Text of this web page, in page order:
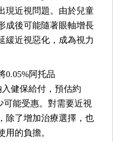
現近視問題。由於兒童
成後可能隨著眼軸增長
緩近視惡化，成為視力
0.05%阿托品
入健保給付，預估約
可能受惠。對需要近視
除了增加治療選擇，也
用的負擔。